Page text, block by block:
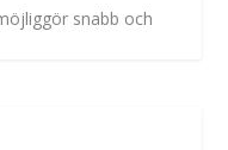
snabb och